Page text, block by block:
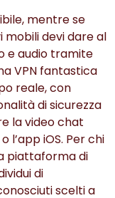
mentre se
mobili devi dare al
e audio tramite
VPN fantastica
reale, con
di sicurezza
la video chat
l’app iOS. Per chi
piattaforma di
di
scelti a